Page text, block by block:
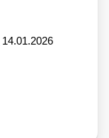
14.01.2026